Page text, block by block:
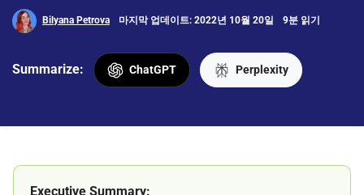
Bilyana Petrova 마지막 업데이트: 2022년 10월 20일 9분 읽기
Summarize: ChatGPT Perplexity
Executive Summary: